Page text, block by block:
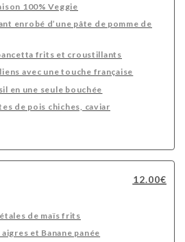
100% Veggie
enrobé d’une pâte de pomme de
frits et croustillants
avec une touche française
en une seule bouchée
de pois chiches, caviar
12.00€
de maïs frits
et Banane panée